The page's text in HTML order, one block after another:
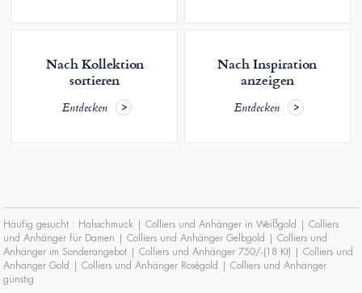
Nach Kollektion
sortieren
Entdecken
Nach Inspiration
anzeigen
Entdecken
Häufig gesucht : Halsschmuck |Colliers und Anhänger in Weißgold |Colliers
und Anhänger für Damen |Colliers und Anhänger Gelbgold |Colliers und
Anhänger im Sonderangebot |Colliers und Anhänger 750/-(18 Kt) |Colliers und
Anhänger Gold |Colliers und Anhänger Roségold |Colliers und Anhänger
günstig